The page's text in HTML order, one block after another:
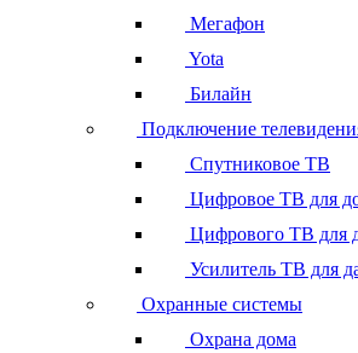
Мегафон
Yota
Билайн
Подключение
Спутниковое ТВ
Цифровое ТВ для
Цифрового ТВ для
Усилитель ТВ для
Охранные системы
Охрана дома